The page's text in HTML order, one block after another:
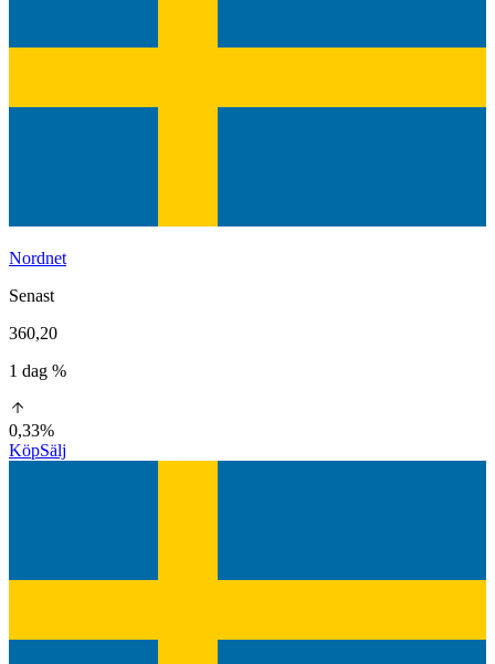
Nordnet
Senast
360,20
1 dag %
0,33%
KöpSälj